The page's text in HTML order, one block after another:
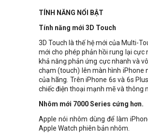
TÍNH NĂNG NỔI BẬT
Tính năng mới 3D Touch
3D Touch là thế hệ mới của Multi-
mới cho phép phản hồi rung lại cực
khả năng phản ứng cực nhanh và
chạm (touch) lên màn hình iPhone
của hãng. Trên iPhone 6s và 6s
chiếc điện thoại mạnh mẽ và thông
Nhôm mới 7000 Series cứng hơn.
Apple nói nhôm dùng để làm
Apple Watch phiên bản nhôm.